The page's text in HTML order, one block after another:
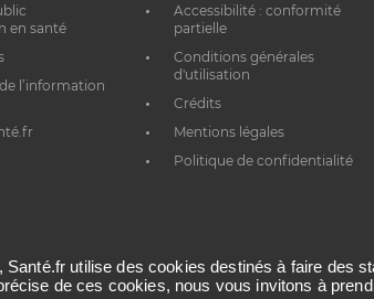
en santé
l’information
Accessibilité : conformité
partielle
Conditions générales
d'utilisation
Crédits
Mentions légales
Politique de confidentialité
Santé.fr utilise des cookies destinés à faire
de ces cookies, nous vous invitons à